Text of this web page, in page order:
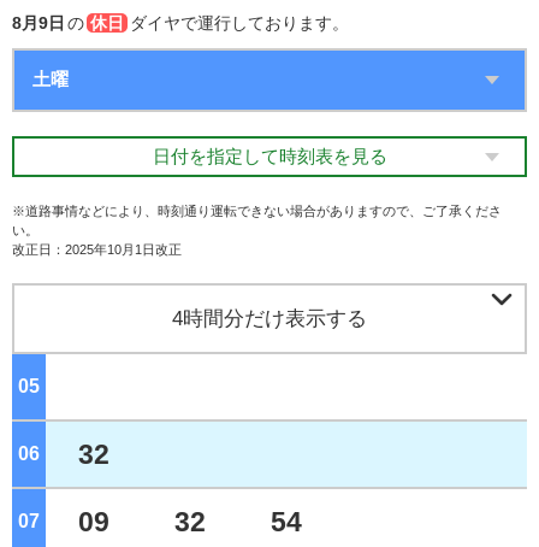
8月9日 の 休日 ダイヤで運行しております。
日付を指定して時刻表を見る
※道路事情などにより、時刻通り運転できない場合がありますので、ご了承くださ
い。
改正日：2025年10月1日改正
4時間分だけ表示する 
05
06 32
07 09 32 54